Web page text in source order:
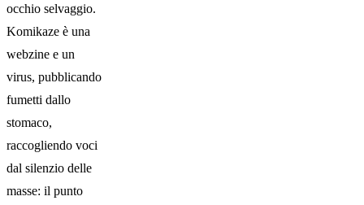
occhio selvaggio.
Komikaze è una
webzine e un
virus, pubblicando
fumetti dallo
stomaco,
raccogliendo voci
dal silenzio delle
masse: il punto